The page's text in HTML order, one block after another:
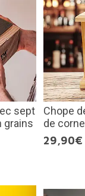
sept
grains
Chope
de
29,90€